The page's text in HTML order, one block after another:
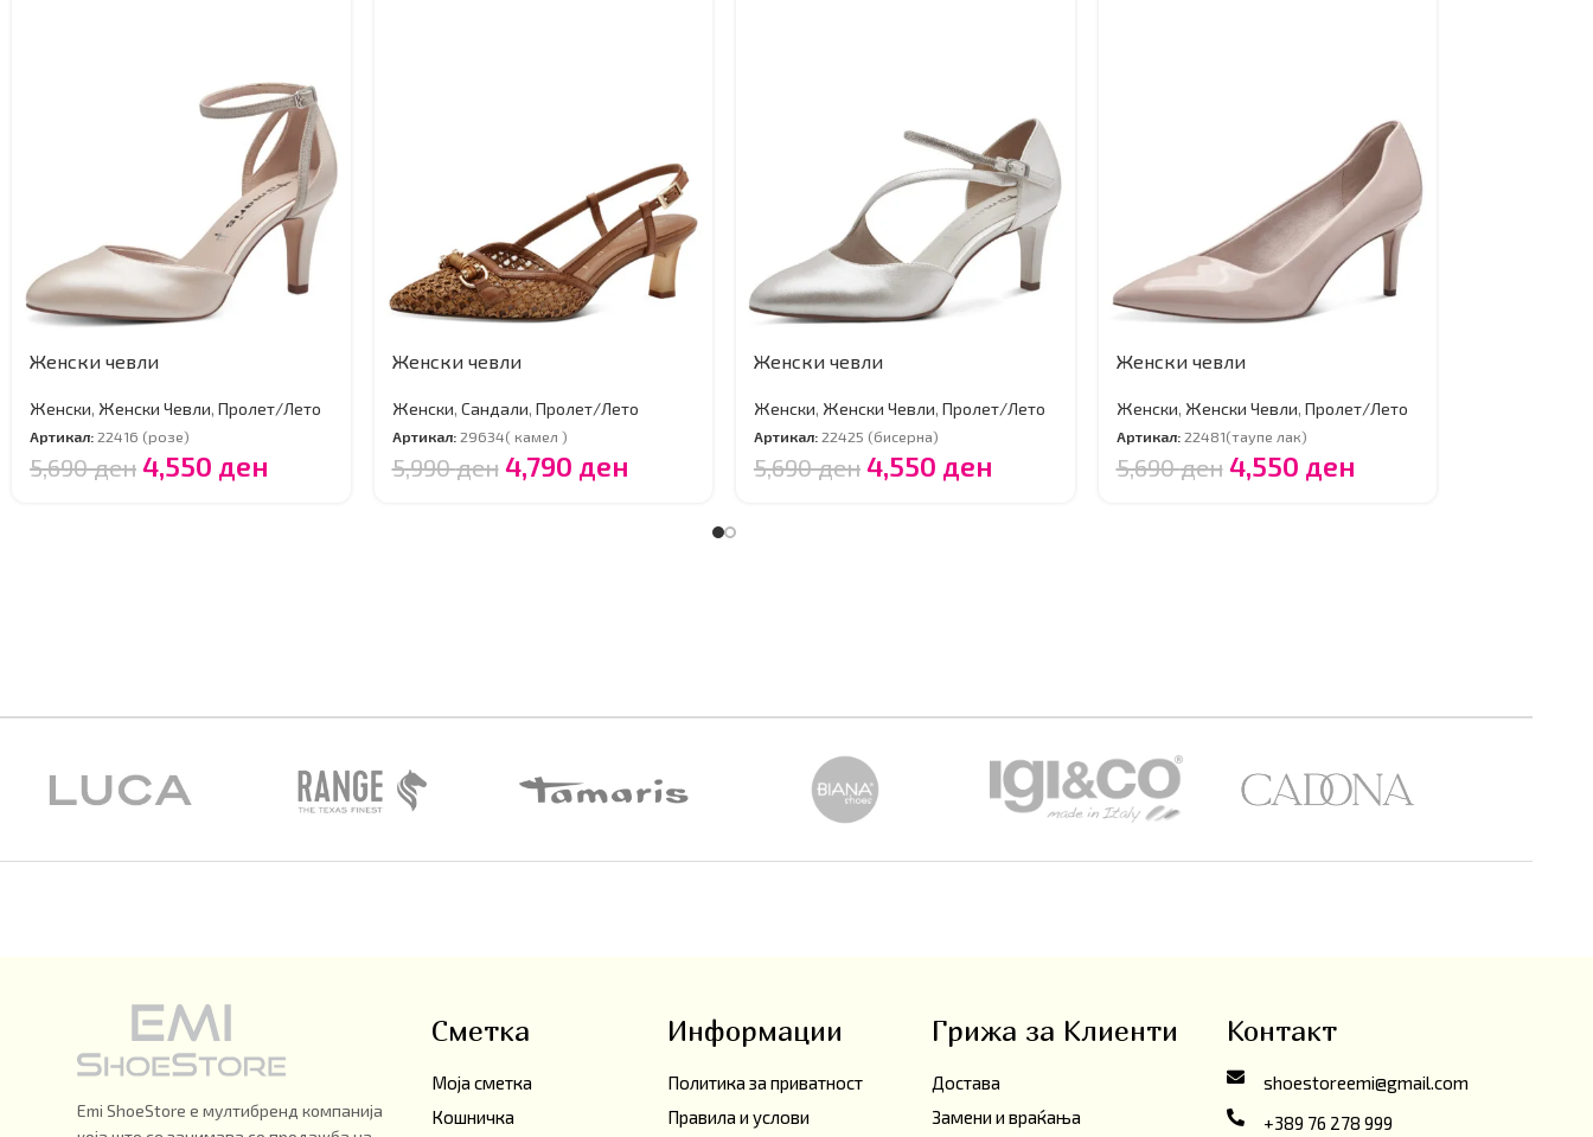
Женски чевли
Женски, Женски Чевли, Пролет/Лето
Артикал:22416 (розе)
5,690ден 4,550 ден
Женски чевли
Женски, Сандали, Пролет/Лето
Артикал:29634( камел )
5,990ден 4,790 ден
Женски чевли
Женски, Женски Чевли, Пролет/Лето
Артикал:22425 (бисерна)
5,690ден 4,550 ден
Женски чевли
Женски, Женски Чевли, Пролет/Лето
Артикал:22481(таупе лак)
5,690ден 4,550 ден
Emi ShoeStore е мултибренд компанија
Сметка
Моја сметка
Кошничка
Информации
Политика за приватност
Правила и услови
Грижа за Клиенти
Достава
Замени и враќања
Контакт
shoestoreemi@gmail.com
+389 76 278 999